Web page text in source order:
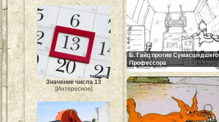
Значение числа 13
[Интересное]
Б. Гайц против Сумасшедшего
Профессора